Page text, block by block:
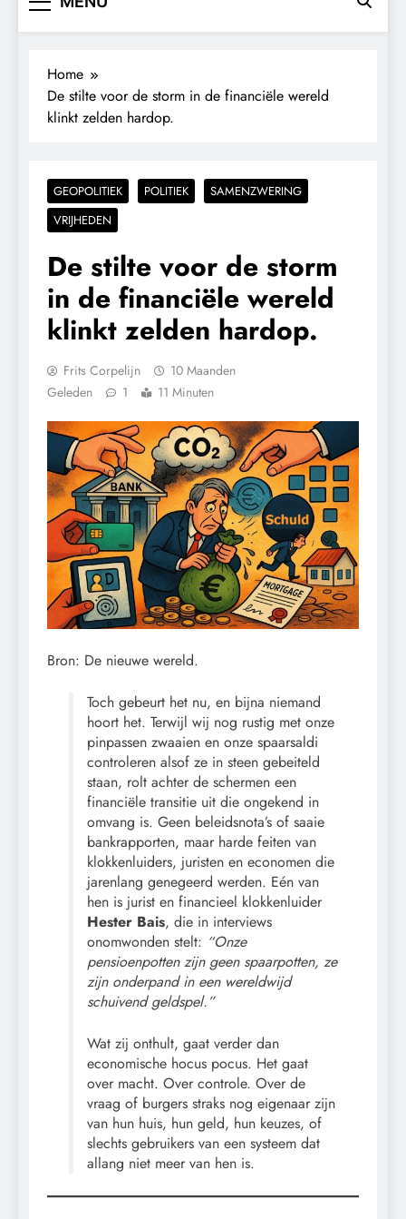
Home
De stilte voor de storm in de financiële wereld
klinkt zelden hardop.
GEOPOLITIEK POLITIEK
SAMENZWERING
VRIJHEDEN
De stilte voor de storm
in de financiële wereld
klinkt zelden hardop.
Frits Corpelijn
10 Maanden
Geleden
1 11 Minuten
Bron: De nieuwe wereld.
Toch gebeurt het nu, en bijna niemand
hoort het. Terwijl wij nog rustig met onze
pinpassen zwaaien en onze spaarsaldi
controleren alsof ze in steen gebeiteld
staan, rolt achter de schermen een
financiële transitie uit die ongekend in
omvang is. Geen beleidsnota’s of saaie
bankrapporten, maar harde feiten van
klokkenluiders, juristen en economen die
jarenlang genegeerd werden. Eén van
hen is jurist en financieel klokkenluider
Hester Bais, die in interviews
onomwonden stelt: “Onze
pensioenpotten zijn geen spaarpotten, ze
zijn onderpand in een wereldwijd
schuivend geldspel.”
Wat zij onthult, gaat verder dan
economische hocus pocus. Het gaat
over macht. Over controle. Over de
vraag of burgers straks nog eigenaar zijn
van hun huis, hun geld, hun keuzes, of
slechts gebruikers van een systeem dat
allang niet meer van hen is.